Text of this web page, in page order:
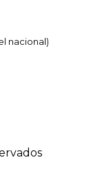
nacional)